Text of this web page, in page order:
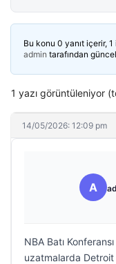
Bu konu 0 yanıt içerir,
admin tarafından
1 yazı görüntüleniyor
14/05/2026: 12:09 pm
A
NBA Batı
uzatmalarda Detroit